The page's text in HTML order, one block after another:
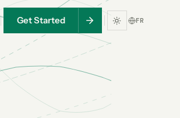
Get Started FR